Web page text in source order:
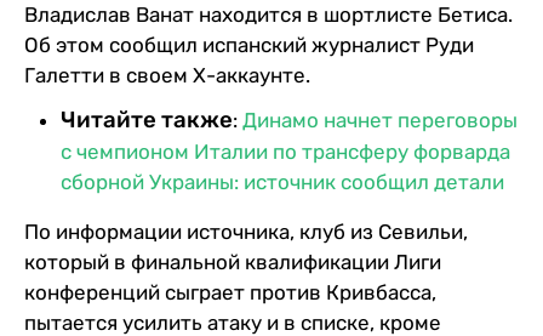
Владислав Ванат находится в шортлисте Бетиса.
Об этом сообщил испанский журналист Руди
Галетти в своем Х-аккаунте.
Читайте также: Динамо начнет переговоры
с чемпионом Италии по трансферу форварда
сборной Украины: источник сообщил детали
По информации источника, клуб из Севильи,
который в финальной квалификации Лиги
конференций сыграет против Кривбасса,
пытается усилить атаку и в списке, кроме